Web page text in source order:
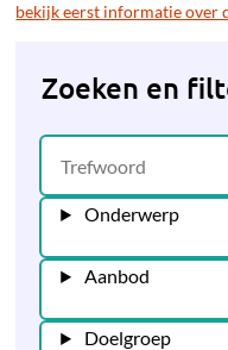
bekijk eerst informatie over
Zoeken en
Onderwerp
Aanbod
Doelgroep